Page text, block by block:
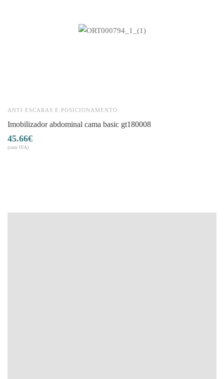
ANTI ESCARAS E POSICIONAMENTO
imobilizador abdominal cama basic gt180008
45.66€
(com IVA)